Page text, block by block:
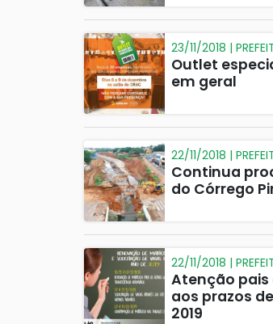
23/11/2018 |
Outlet
em geral
22/11/2018 |
Continua
do Córrego
22/11/2018 |
Atenção pais
aos prazos
2019